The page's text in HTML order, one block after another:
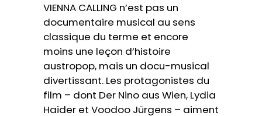
VIENNA CALLING n’est pas un
documentaire musical au sens
classique du terme et encore
moins une leçon d’histoire
austropop, mais un docu-musical
divertissant. Les protagonistes du
film – dont Der Nino aus Wien, Lydia
Haider et Voodoo Jürgens – aiment